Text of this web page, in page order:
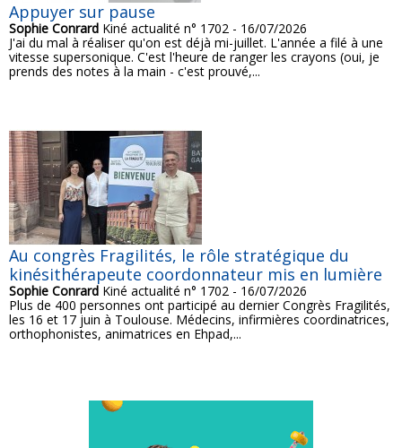
Appuyer sur pause
Sophie Conrard Kiné actualité n° 1702 - 16/07/2026
J'ai du mal à réaliser qu'on est déjà mi-juillet. L'année a filé à une
vitesse supersonique. C'est l'heure de ranger les crayons (oui, je
prends des notes à la main - c'est prouvé,...
Au congrès Fragilités, le rôle stratégique du
kinésithérapeute coordonnateur mis en lumière
Sophie Conrard Kiné actualité n° 1702 - 16/07/2026
Plus de 400 personnes ont participé au dernier Congrès Fragilités,
les 16 et 17 juin à Toulouse. Médecins, infirmières coordinatrices,
orthophonistes, animatrices en Ehpad,...